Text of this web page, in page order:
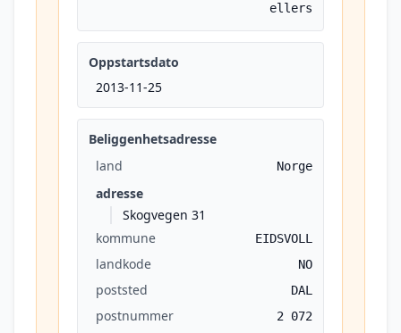
ellers
Oppstartsdato
2013-11-25
Beliggenhetsadresse
land
Norge
adresse
Skogvegen 31
kommune
EIDSVOLL
landkode NO
poststed DAL
postnummer 2 072